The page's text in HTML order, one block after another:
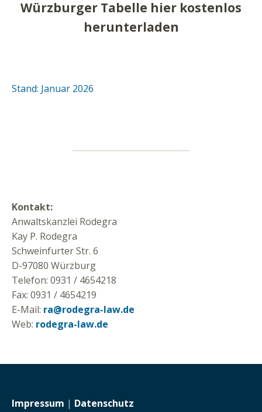
Würzburger Tabelle hier kostenlos
herunterladen
Stand: Januar 2026
Kontakt:
Anwaltskanzlei Rodegra
Kay P. Rodegra
Schweinfurter Str. 6
D-97080 Würzburg
Telefon: 0931 / 4654218
Fax: 0931 / 4654219
E-Mail: ra@rodegra-law.de
Web: rodegra-law.de
Impressum | Datenschutz